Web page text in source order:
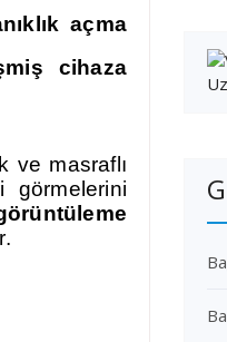
açma
cihaza
ve masraflı
görmelerini